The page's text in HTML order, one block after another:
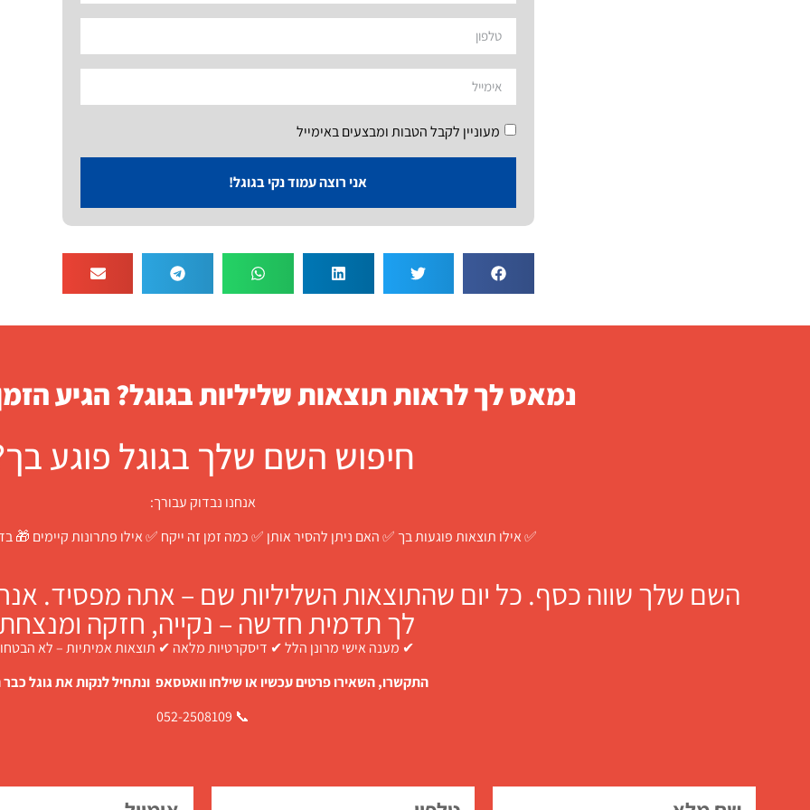
מעוניין לקבל הטבות ומבצעים באימייל
אני רוצה עמוד נקי בגוגל!
נמאס לך לראות תוצאות שליליות בגוגל? הגיע
חיפוש השם שלך בגוגל פוגע
אנחנו נבדוק עבורך:
✅ אילו תוצאות פוגעות בך ✅ האם ניתן להסיר אותן ✅ כמה זמן זה ייקח ✅ אילו פתרונות קיימים 🎁
השם שלך שווה כסף. כל יום שהתוצאות השליליות שם – אתה מפסיד.
לך תדמית חדשה – נקייה, חזקה
✔ מענה אישי מרונן הלל ✔ דיסקרטיות מלאה ✔ תוצאות אמיתיות – לא
התקשרו, השאירו פרטים עכשיו או שילחו וואטסאפ ונתחיל לנקות את גוגל כבר
📞 052-2508109